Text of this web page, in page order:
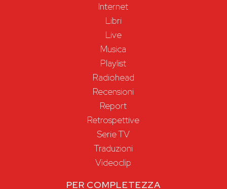
Internet
Libri
Live
Musica
Playlist
Radiohead
Recensioni
Report
Retrospettive
Serie TV
Traduzioni
Videoclip
PER COMPLETEZZA